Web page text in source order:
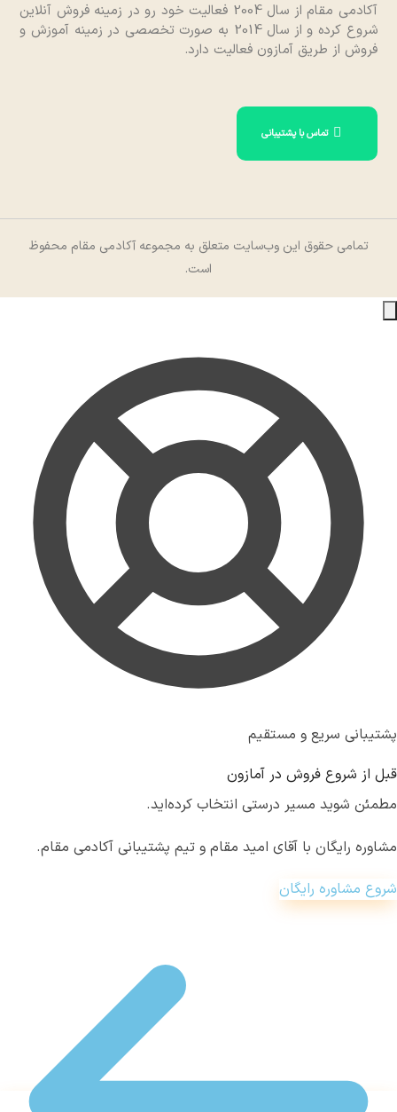
آکادمی مقام از سال 2004 فعالیت خود رو در زمینه فروش آنلاین
شروع کرده و از سال 2014 به صورت تخصصی در زمینه آموزش و
فروش از طریق آمازون فعالیت دارد.
تماس با پشتیبانی
تمامی حقوق این وب‌سایت متعلق به مجموعه آکادمی مقام محفوظ
است.
پشتیبانی سریع و مستقیم
قبل از شروع فروش در آمازون
مطمئن شوید مسیر درستی انتخاب کرده‌اید.
مشاوره رایگان با آقای امید مقام و تیم پشتیبانی آکادمی مقام.
شروع مشاوره رایگان